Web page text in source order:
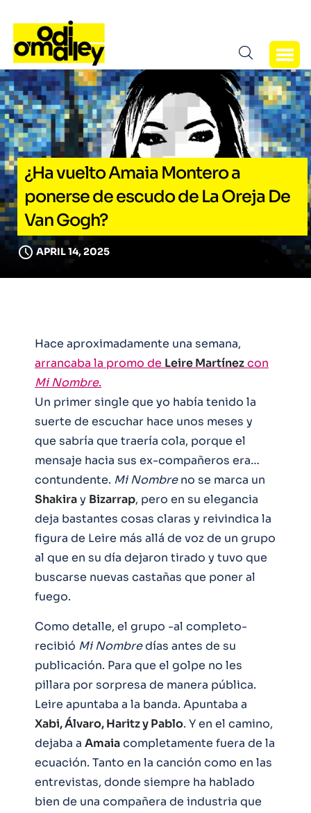
¿Ha vuelto Amaia Montero a
ponerse de escudo de La Oreja De
Van Gogh?
APRIL 14, 2025
Hace aproximadamente una semana,
arrancaba la promo de Leire Martínezcon
Mi Nombre.
Un primer single que yo había tenido la
suerte de escuchar hace unos meses y
que sabría que traería cola, porque el
mensaje hacia sus ex-compañeros era…
contundente. Mi Nombreno se marca un
Shakiray Bizarrap, pero en su elegancia
deja bastantes cosas claras y reivindica la
figura de Leire más allá de voz de un grupo
al que en su día dejaron tirado y tuvo que
buscarse nuevas castañas que poner al
fuego.
Como detalle, el grupo -al completo-
recibió Mi Nombredías antes de su
publicación. Para que el golpe no les
pillara por sorpresa de manera pública.
Leire apuntaba a la banda. Apuntaba a
Xabi, Álvaro, Haritz y Pablo. Y en el camino,
dejaba a Amaiacompletamente fuera de la
ecuación. Tanto en la canción como en las
entrevistas, donde siempre ha hablado
bien de una compañera de industria que